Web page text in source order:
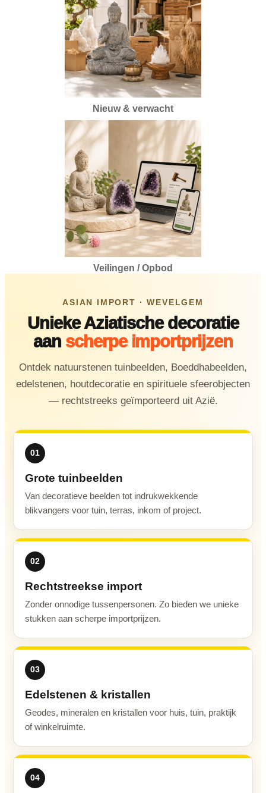
Nieuw & verwacht
Veilingen / Opbod
ASIAN IMPORT · WEVELGEM
Unieke Aziatische decoratie
aan scherpe importprijzen
Ontdek natuurstenen tuinbeelden, Boeddhabeelden,
edelstenen, houtdecoratie en spirituele sfeerobjecten
— rechtstreeks geïmporteerd uit Azië.
01
Grote tuinbeelden
Van decoratieve beelden tot indrukwekkende
blikvangers voor tuin, terras, inkom of project.
02
Rechtstreekse import
Zonder onnodige tussenpersonen. Zo bieden we unieke
stukken aan scherpe importprijzen.
03
Edelstenen & kristallen
Geodes, mineralen en kristallen voor huis, tuin, praktijk
of winkelruimte.
04